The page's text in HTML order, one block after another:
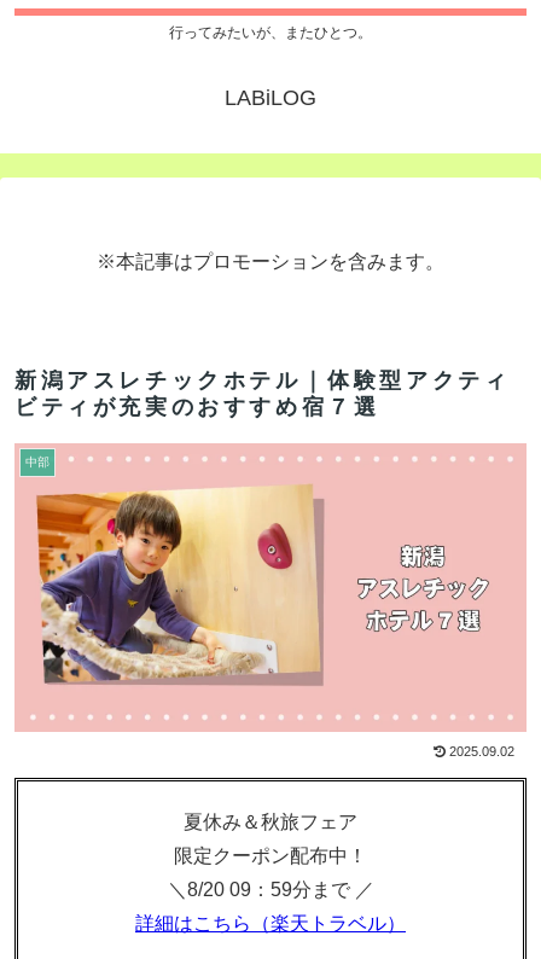
行ってみたいが、またひとつ。
LABiLOG
※本記事はプロモーションを含みます。
新潟アスレチックホテル｜体験型アクティ
ビティが充実のおすすめ宿７選
中部
2025.09.02
夏休み＆秋旅フェア
限定クーポン配布中！
＼8/20 09：59分まで ／
詳細はこちら（楽天トラベル）